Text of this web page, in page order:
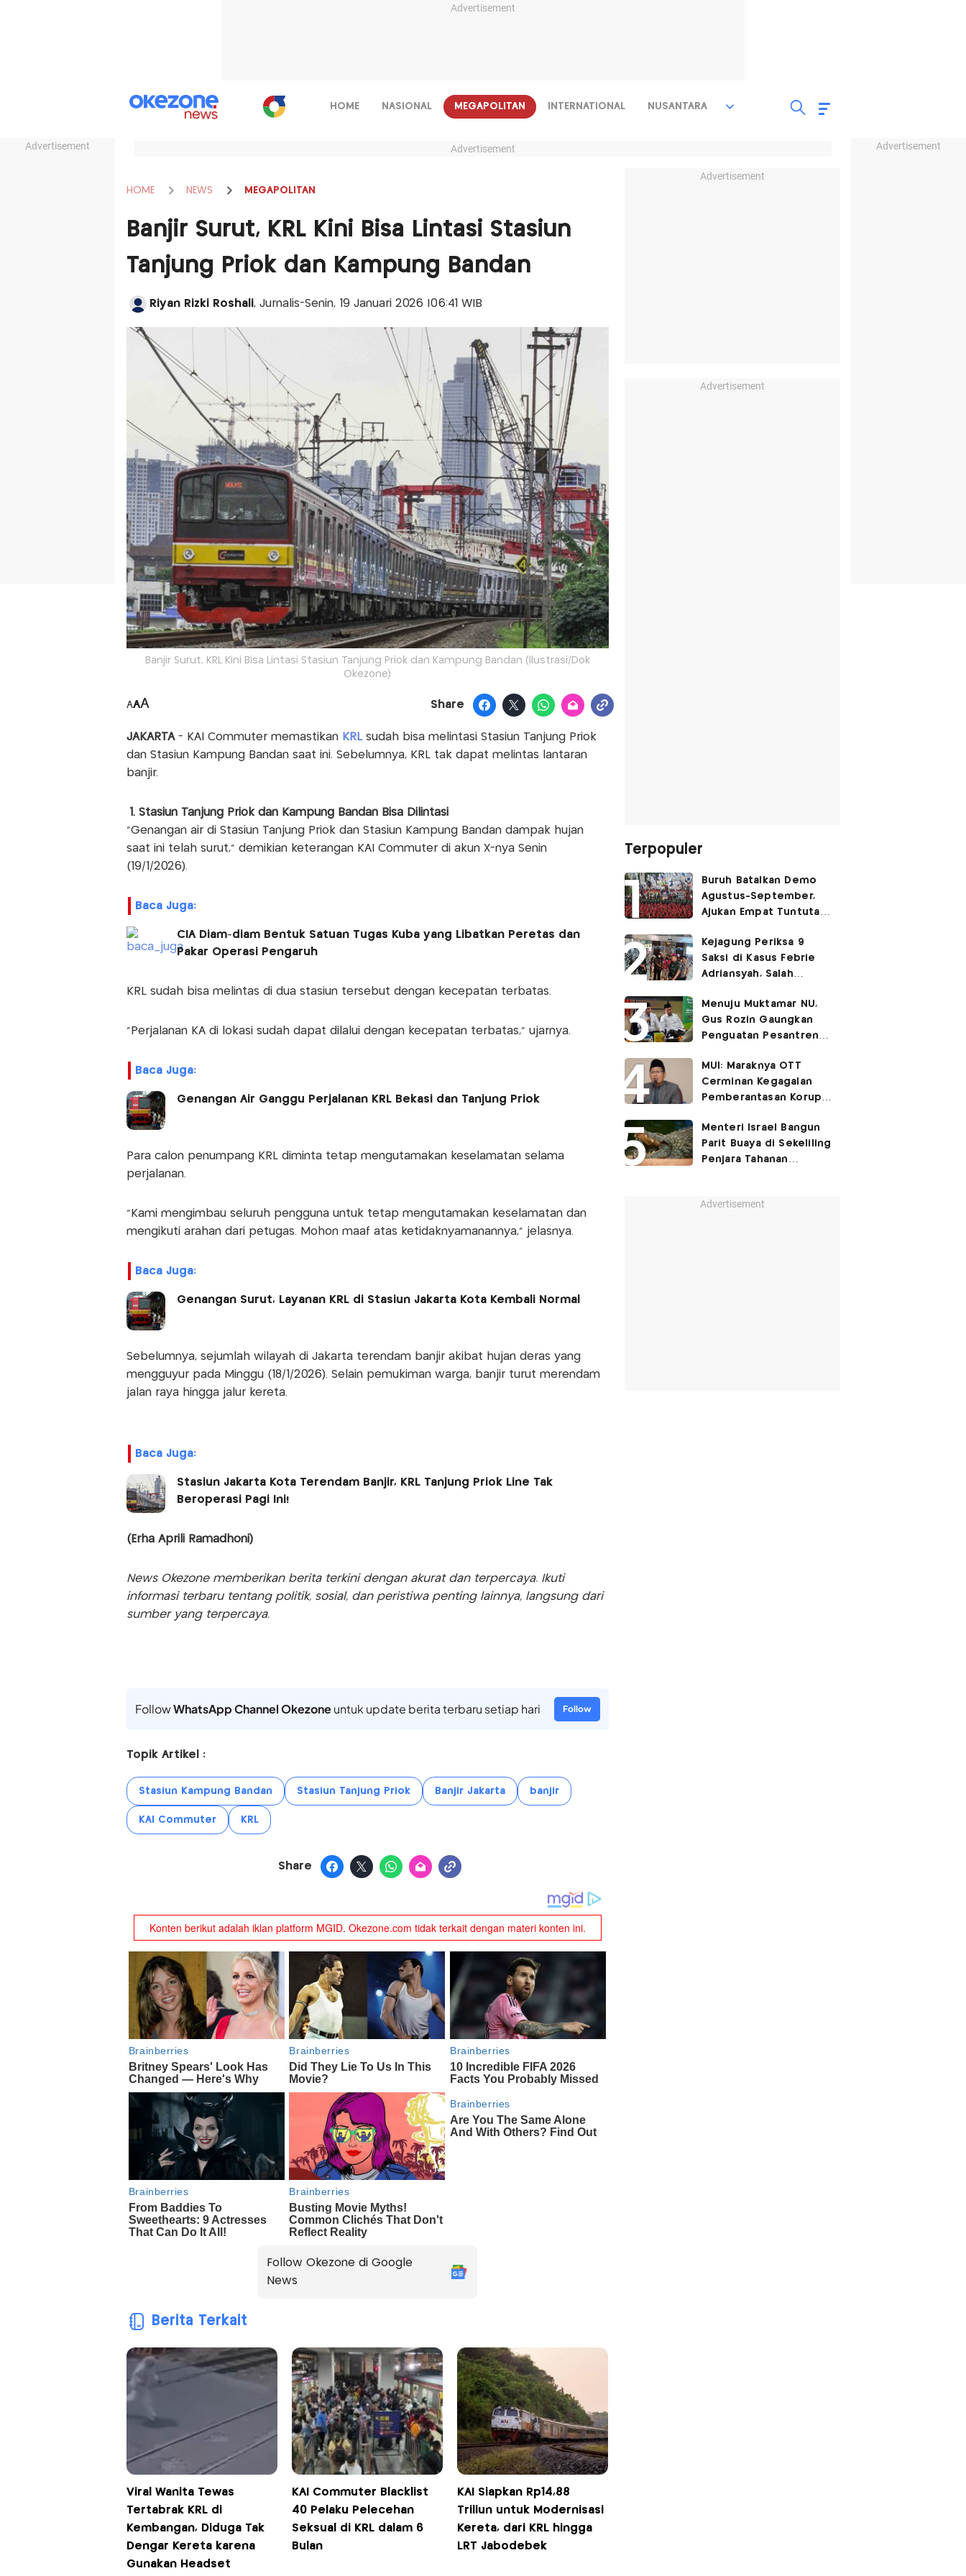
Advertisement
Advertisement Advertisement
HOME NASIONAL MEGAPOLITAN INTERNATIONAL NUSANTARA
Advertisement
HOME NEWS MEGAPOLITAN
Banjir Surut, KRL Kini Bisa Lintasi Stasiun
Tanjung Priok dan Kampung Bandan
Riyan Rizki Roshali, Jurnalis-Senin, 19 Januari 2026 |06:41 WIB
Banjir Surut, KRL Kini Bisa Lintasi Stasiun Tanjung Priok dan Kampung Bandan (Ilustrasi/Dok
Okezone)
AAA Share
JAKARTA- KAI Commuter memastikan KRL sudah bisa melintasi Stasiun Tanjung Priok
dan Stasiun Kampung Bandan saat ini. Sebelumnya, KRL tak dapat melintas lantaran
banjir.
1. Stasiun Tanjung Priok dan Kampung Bandan Bisa Dilintasi
“Genangan air di Stasiun Tanjung Priok dan Stasiun Kampung Bandan dampak hujan
saat ini telah surut," demikian keterangan KAI Commuter di akun X-nya Senin
(19/1/2026).
Baca Juga:
CIA Diam-diam Bentuk Satuan Tugas Kuba yang Libatkan Peretas dan
Pakar Operasi Pengaruh
KRL sudah bisa melintas di dua stasiun tersebut dengan kecepatan terbatas.
“Perjalanan KA di lokasi sudah dapat dilalui dengan kecepatan terbatas," ujarnya.
Baca Juga:
Genangan Air Ganggu Perjalanan KRL Bekasi dan Tanjung Priok
Para calon penumpang KRL diminta tetap mengutamakan keselamatan selama
perjalanan.
"Kami mengimbau seluruh pengguna untuk tetap mengutamakan keselamatan dan
mengikuti arahan dari petugas. Mohon maaf atas ketidaknyamanannya," jelasnya.
Baca Juga:
Genangan Surut, Layanan KRL di Stasiun Jakarta Kota Kembali Normal
Sebelumnya, sejumlah wilayah di Jakarta terendam banjir akibat hujan deras yang
mengguyur pada Minggu (18/1/2026). Selain pemukiman warga, banjir turut merendam
jalan raya hingga jalur kereta.
Baca Juga:
Stasiun Jakarta Kota Terendam Banjir, KRL Tanjung Priok Line Tak
Beroperasi Pagi Ini!
(Erha Aprili Ramadhoni)
News Okezone memberikan berita terkini dengan akurat dan terpercaya. Ikuti
informasi terbaru tentang politik, sosial, dan peristiwa penting lainnya, langsung dari
sumber yang terpercaya.
FollowWhatsApp Channel Okezoneuntuk update berita terbaru setiap hari Follow
Topik Artikel :
Stasiun Kampung Bandan Stasiun Tanjung Priok Banjir Jakarta banjir
KAI Commuter KRL
Share
Follow Okezone di Google
News
Berita Terkait
Viral Wanita Tewas
Tertabrak KRL di
Kembangan, Diduga Tak
Dengar Kereta karena
Gunakan Headset
KAI Commuter Blacklist
40 Pelaku Pelecehan
Seksual di KRL dalam 6
Bulan
KAI Siapkan Rp14,88
Triliun untuk Modernisasi
Kereta, dari KRL hingga
LRT Jabodebek
Advertisement
Advertisement
Terpopuler
Buruh Batalkan Demo
Agustus-September,
Ajukan Empat Tuntutan
Kejagung Periksa 9
Saksi di Kasus Febrie
Adriansyah, Salah
Menuju Muktamar NU,
Gus Rozin Gaungkan
Penguatan Pesantren
MUI: Maraknya OTT
Cerminan Kegagalan
Pemberantasan Korupsi
Menteri Israel Bangun
Parit Buaya di Sekeliling
Penjara Tahanan
Advertisement